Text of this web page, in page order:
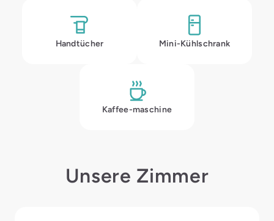
Handtücher Mini-Kühlschrank
Kaffee-maschine
Unsere Zimmer